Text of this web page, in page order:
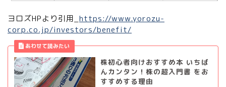
ヨロズHPより引用_ https://www.yorozu-
corp.co.jp/investors/benefit/
株初心者向けおすすめ本 いちば
んカンタン！株の超入門書 をお
すすめする理由